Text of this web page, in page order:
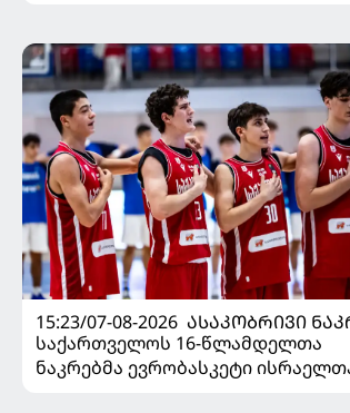
15:23/07-08-2026 ᲐᲡᲐᲙᲝᲑᲠᲘᲕᲘ
საქართველოს 16-წლამდელთა
ნაკრებმა ევრობასკეტი